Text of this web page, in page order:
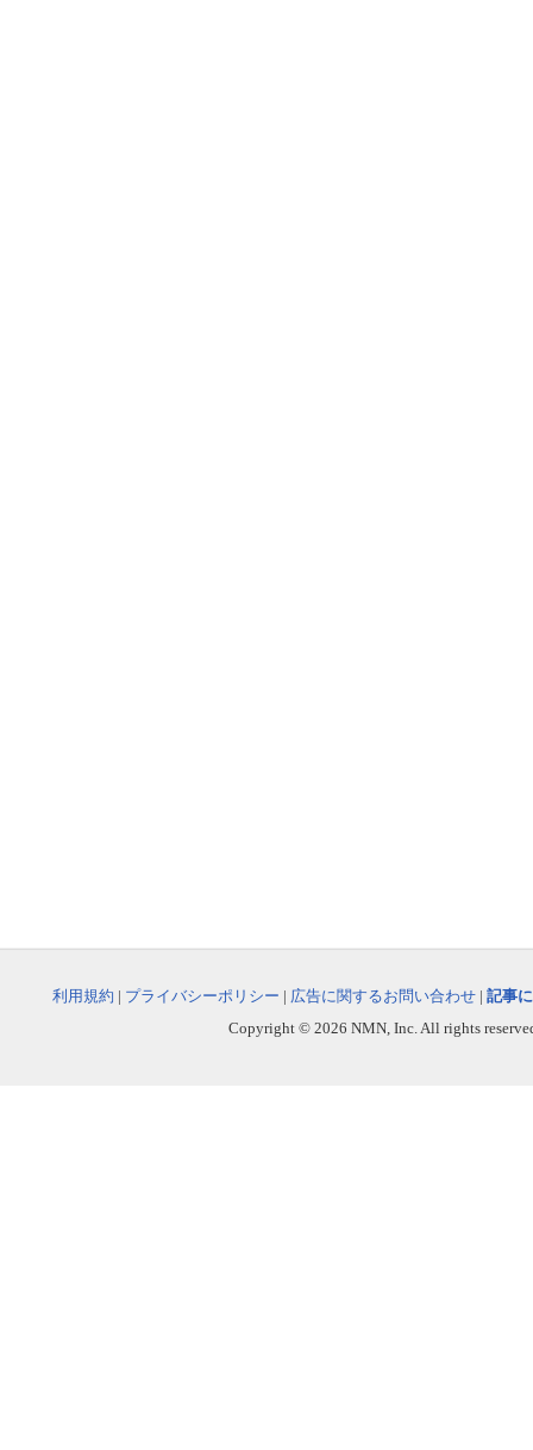
利用規約 | プライバシーポリシー | 広告に関するお問い合わせ | 記事
Copyright © 2026 NMN, Inc. All rights